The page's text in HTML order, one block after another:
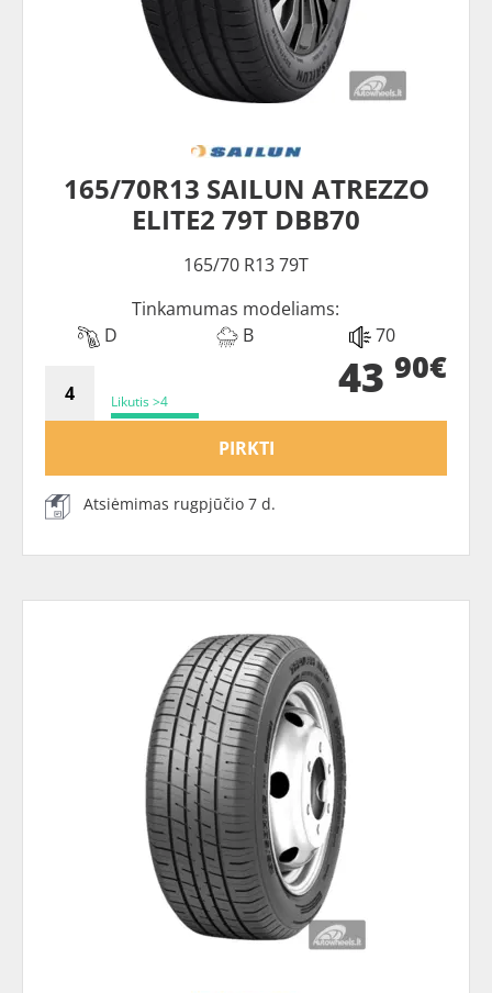
165/70R13 SAILUN ATREZZO
ELITE2 79T DBB70
165/70 R13 79T
Tinkamumas modeliams:
D
B 70
Likutis >4 43 90€
PIRKTI
Atsiėmimas rugpjūčio 7 d.